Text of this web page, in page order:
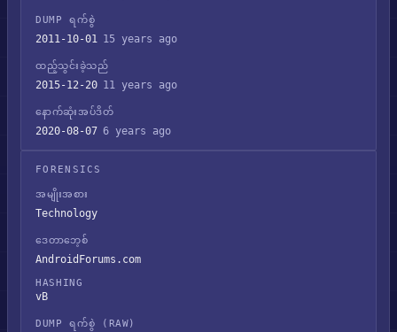
DUMP ရက်စွဲ
2011-10-01 15 years ago
ထည့်သွင်းခဲ့သည်
2015-12-20 11 years ago
နောက်ဆုံးအပ်ဒိတ်
2020-08-07 6 years ago
FORENSICS
အမျိုးအစား
Technology
ဒေတာဘေ့စ်
AndroidForums.com
HASHING
vB
DUMP ရက်စွဲ (RAW)